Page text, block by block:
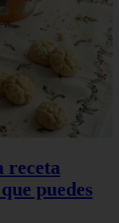
receta
puedes